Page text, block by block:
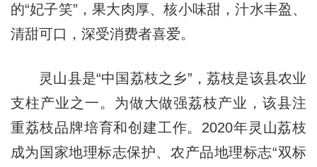
的“妃子笑”，果大肉厚、核小味甜，汁水丰盈、
清甜可口，深受消费者喜爱。
灵山县是“中国荔枝之乡”，荔枝是该县农业
支柱产业之一。为做大做强荔枝产业，该县注
重荔枝品牌培育和创建工作。2020年灵山荔枝
成为国家地理标志保护、农产品地理标志“双标